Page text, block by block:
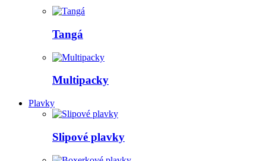
Tangá
Multipacky
Plavky
Slipové plavky